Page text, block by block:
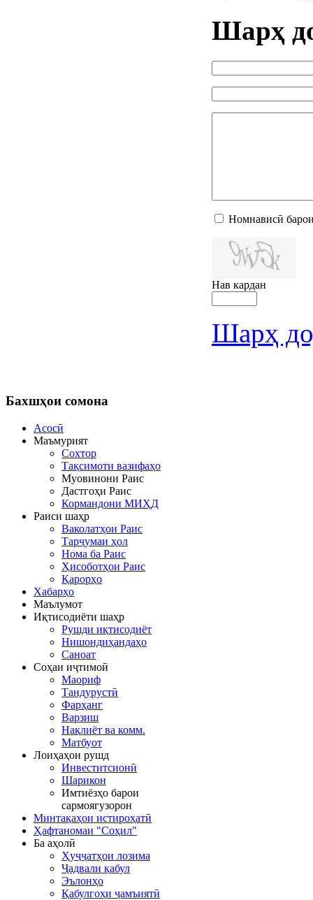
Шарҳ
Номнависӣ
Нав кардан
Шарҳ
Бахшҳои сомона
Асосӣ
Маъмурият
Сохтор
Тақсимоти вазифаҳо
Муовинони Раис
Дастгоҳи Раис
Кормандони МИҲД
Раиси шаҳр
Ваколатҳои Раис
Тарҷумаи ҳол
Нома ба Раис
Ҳисоботҳои Раис
Қарорҳо
Хабарҳо
Маълумот
Иқтисодиёти шаҳр
Рушди иқтисодиёт
Нишондиҳандаҳо
Саноат
Соҳаи иҷтимоӣ
Маориф
Тандурустӣ
Фарҳанг
Варзиш
Нақлиёт ва комм.
Матбуот
Лоиҳаҳои рушд
Инвеститсионӣ
Шарикон
Имтиёзҳо барои
сармоягузорон
Минтақаҳои истироҳатӣ
Ҳафтаномаи "Соҳил"
Ба аҳолӣ
Ҳуҷҷатҳои лозима
Ҷадвали қабул
Эълонҳо
Қабулгоҳи ҷамъиятӣ